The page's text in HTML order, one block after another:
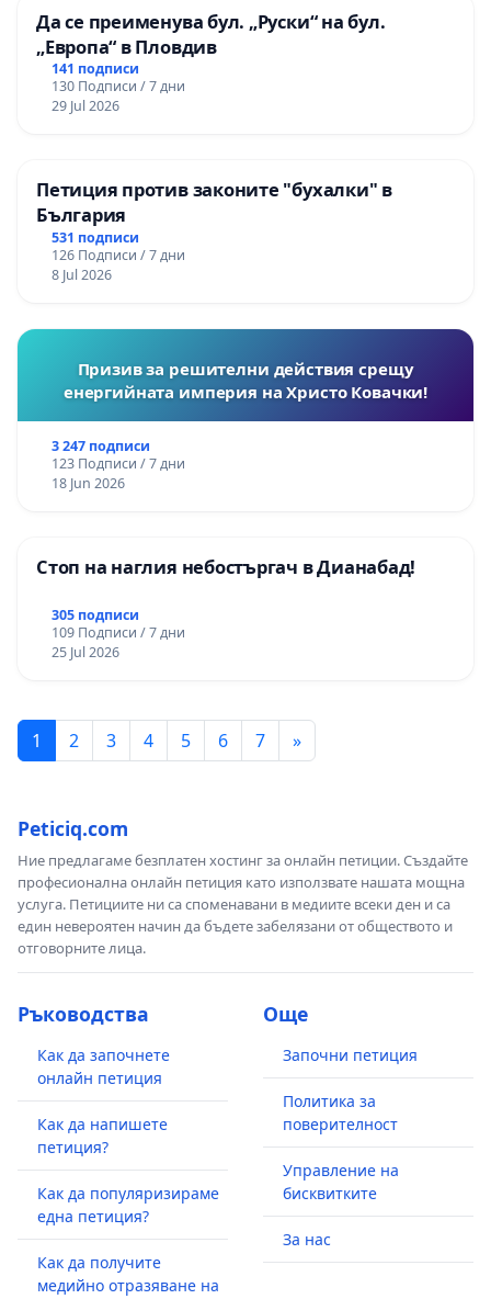
Да се преименува бул. „Руски“ на бул.
„Европа“ в Пловдив
141 подписи
130 Подписи / 7 дни
29 Jul 2026
Петиция против законите "бухалки" в
България
531 подписи
126 Подписи / 7 дни
8 Jul 2026
Призив за решителни действия срещу
енергийната империя на Христо Ковачки!
3 247 подписи
123 Подписи / 7 дни
18 Jun 2026
Стоп на наглия небостъргач в Дианабад!
305 подписи
109 Подписи / 7 дни
25 Jul 2026
1 2 3 4 5 6 7 »
Peticiq.com
Ние предлагаме безплатен хостинг за онлайн петиции. Създайте
професионална онлайн петиция като използвате нашата мощна
услуга. Петициите ни са споменавани в медиите всеки ден и са
един невероятен начин да бъдете забелязани от обществото и
отговорните лица.
Ръководства
Как да започнете
онлайн петиция
Как да напишете
петиция?
Как да популяризираме
една петиция?
Как да получите
медийно отразяване на
Още
Започни петиция
Политика за
поверителност
Управление на
бисквитките
За нас